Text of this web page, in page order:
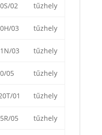
02 tűzhely
03 tűzhely
03 tűzhely
05 tűzhely
01 tűzhely
05 tűzhely